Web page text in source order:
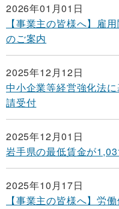
2026年01月01日
【事業主の皆様へ】雇
のご案内
2025年12月12日
中小企業等経営強化法
請受付
2025年12月01日
岩手県の最低賃金が
2025年10月17日
【事業主の皆様へ】労